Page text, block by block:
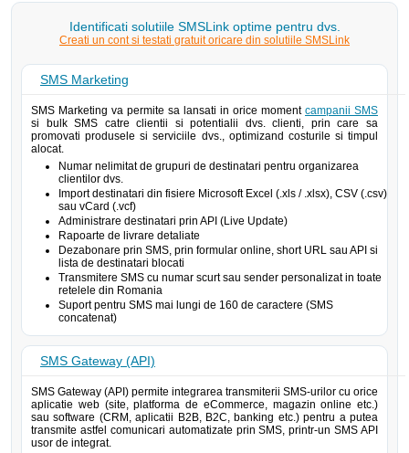
Identificati solutiile SMSLink optime pentru dvs.
Creati un cont si testati gratuit oricare din solutiile SMSLink
SMS Marketing
SMS Marketing va permite sa lansati in orice moment campanii SMS
si bulk SMS catre clientii si potentialii dvs. clienti, prin care sa
promovati produsele si serviciile dvs., optimizand costurile si timpul
alocat.
Numar nelimitat de grupuri de destinatari pentru organizarea
clientilor dvs.
Import destinatari din fisiere Microsoft Excel (.xls / .xlsx), CSV (.csv)
sau vCard (.vcf)
Administrare destinatari prin API (Live Update)
Rapoarte de livrare detaliate
Dezabonare prin SMS, prin formular online, short URL sau API si
lista de destinatari blocati
Transmitere SMS cu numar scurt sau sender personalizat in toate
retelele din Romania
Suport pentru SMS mai lungi de 160 de caractere (SMS
concatenat)
SMS Gateway (API)
SMS Gateway (API) permite integrarea transmiterii SMS-urilor cu orice
aplicatie web (site, platforma de eCommerce, magazin online etc.)
sau software (CRM, aplicatii B2B, B2C, banking etc.) pentru a putea
transmite astfel comunicari automatizate prin SMS, printr-un SMS API
usor de integrat.